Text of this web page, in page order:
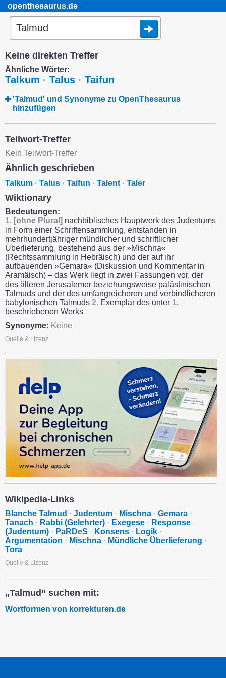
openthesaurus.de
Keine direkten Treffer
Ähnliche Wörter:
Talkum · Talus · Taifun
'Talmud' und Synonyme zu OpenThesaurus
hinzufügen
Teilwort-Treffer
Kein Teilwort-Treffer
Ähnlich geschrieben
Talkum · Talus · Taifun · Talent · Taler
Wiktionary
Bedeutungen:
1. [ohne Plural] nachbiblisches Hauptwerk des Judentums
in Form einer Schriftensammlung, entstanden in
mehrhundertjähriger mündlicher und schriftlicher
Überlieferung, bestehend aus der »Mischna«
(Rechtssammlung in Hebräisch) und der auf ihr
aufbauenden »Gemara« (Diskussion und Kommentar in
Aramäisch) – das Werk liegt in zwei Fassungen vor, der
des älteren Jerusalemer beziehungsweise palästinischen
Talmuds und der des umfangreicheren und verbindlicheren
babylonischen Talmuds 2. Exemplar des unter 1.
beschriebenen Werks
Synonyme: Keine
Quelle & Lizenz
Wikipedia-Links
Blanche Talmud · Judentum · Mischna · Gemara ·
Tanach · Rabbi (Gelehrter) · Exegese · Response
(Judentum) · PaRDeS · Konsens · Logik ·
Argumentation · Mischna · Mündliche Überlieferung ·
Tora
Quelle & Lizenz
„Talmud“ suchen mit:
Wortformen von korrekturen.de